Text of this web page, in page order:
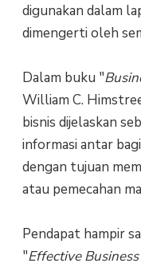
digunakan dalam
dimengerti oleh
Dalam buku "
William C.
bisnis dijelaskan
informasi antar
dengan tujuan
atau pemecahan
Pendapat hampir
"Effective